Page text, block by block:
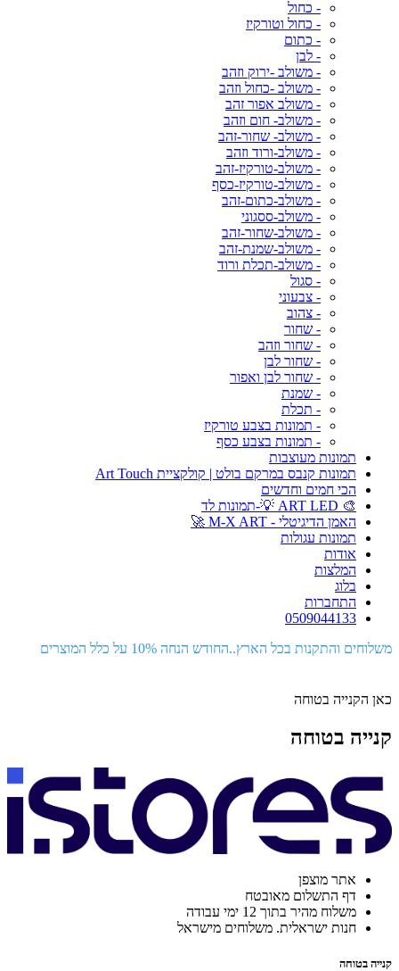
- כחול
- כחול וטורקיז
- כתום
- לבן
- משולב -ירוק וזהב
- משולב -כחול וזהב
- משולב אפור זהב
- משולב- חום וזהב
- משולב- שחור-זהב
- משולב-ורוד וזהב
- משולב-טורקיז-זהב
- משולב-טורקיז-כסף
- משולב-כתום-זהב
- משולב-ססגוני
- משולב-שחור-זהב
- משולב-שמנת-זהב
- משולב-תכלת ורוד
- סגול
- צבעוני
- צהוב
- שחור
- שחור וזהב
- שחור לבן
- שחור לבן ואפור
- שמנת
- תכלת
- תמונות בצבע טורקיז
- תמונות בצבע כסף
תמונות מעוצבות
תמונות קנבס במרקם בולט | קולקציית Art Touch
הכי חמים וחדשים
🎨 ART LED 💡-תמונות לד
האמן הדיגיטלי - M-X ART 🚀
תמונות עגולות
אודות
המלצות
בלוג
התחברות
0509044133
משלוחים והתקנות בכל הארץ..החודש הנחה 10% על כלל המוצרים
כאן הקנייה בטוחה
קנייה בטוחה
אתר מוצפן
דף התשלום מאובטח
משלוח מהיר בתוך 12 ימי עבודה
חנות ישראלית. משלוחים מישראל
קנייה בטוחה